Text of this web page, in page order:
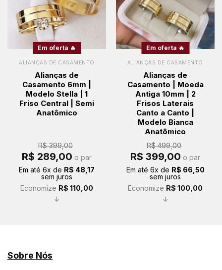
Em oferta 🔥
ALIANÇAS DE CASAMENTO
Alianças de
Casamento 6mm |
Modelo Stella | 1
Friso Central | Semi
Anatômico
R$399,00
O
preço
era:
R$ 399,00.
R$ 289,00 preço
é:
o par
Em até 6x de R$ 48,17
sem juros
Economize R$ 110,00
↓
Em oferta 🔥
ALIANÇAS DE CASAMENTO
Alianças de
Casamento | Moeda
Antiga 10mm | 2
Frisos Laterais
Canto a Canto |
Modelo Bianca
Anatômico
R$499,00
O
preço
era:
R$ 499,00.
R$ 399,00 preço
é:
o par
Em até 6x de R$ 66,50
sem juros
Economize R$ 100,00
↓
Sobre Nós